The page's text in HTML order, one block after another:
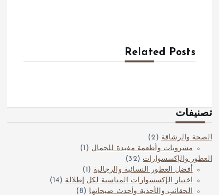
Related Posts
تصنيفات
الصحة والرشاقة (2)
مشروبات وأطعمة مفيدة للجمال (1)
العطور والإكسسوارات (32)
أفضل العطور النسائية والرجالية (1)
اختيار الإكسسوارات المناسبة لكل إطلالة (14)
الحقائب والأحذية وأحدث صيحاتها (8)